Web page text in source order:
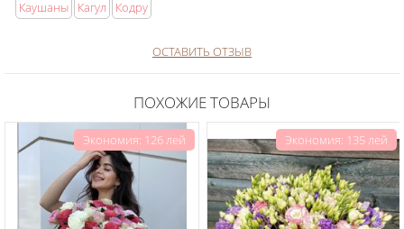
Каушаны
Кагул Кодру
ОСТАВИТЬ ОТЗЫВ
ПОХОЖИЕ ТОВАРЫ
Экономия: 126 лей Экономия: 135 лей